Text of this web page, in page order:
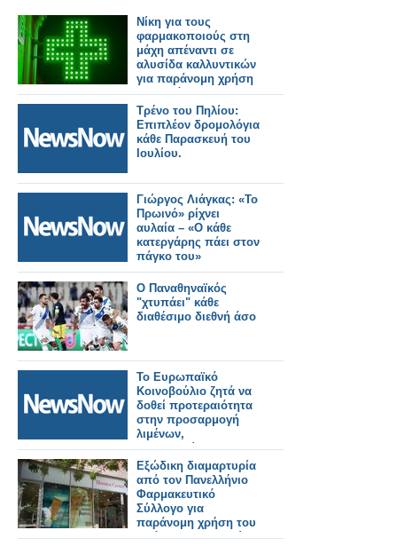
Νίκη για τους
φαρμακοποιούς στη
μάχη απέναντι σε
αλυσίδα καλλυντικών
για παράνομη χρήση
του πράσινου
σταυρού
Τρένο του Πηλίου:
Επιπλέον δρομολόγια
κάθε Παρασκευή του
Ιουλίου.
Γιώργος Λιάγκας: «Το
Πρωινό» ρίχνει
αυλαία – «Ο κάθε
κατεργάρης πάει στον
πάγκο του»
Ο Παναθηναϊκός
"χτυπάει" κάθε
διαθέσιμο διεθνή άσο
Το Ευρωπαϊκό
Κοινοβούλιο ζητά να
δοθεί προτεραιότητα
στην προσαρμογή
λιμένων,
αεροδρομίων και
σιδηροδρόμων για
στρατιωτική χρήση.
Εξώδικη διαμαρτυρία
από τον Πανελλήνιο
Φαρμακευτικό
Σύλλογο για
παράνομη χρήση του
πράσινου σταυρού